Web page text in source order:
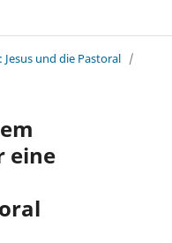
Jesus und die Pastoral /
eine